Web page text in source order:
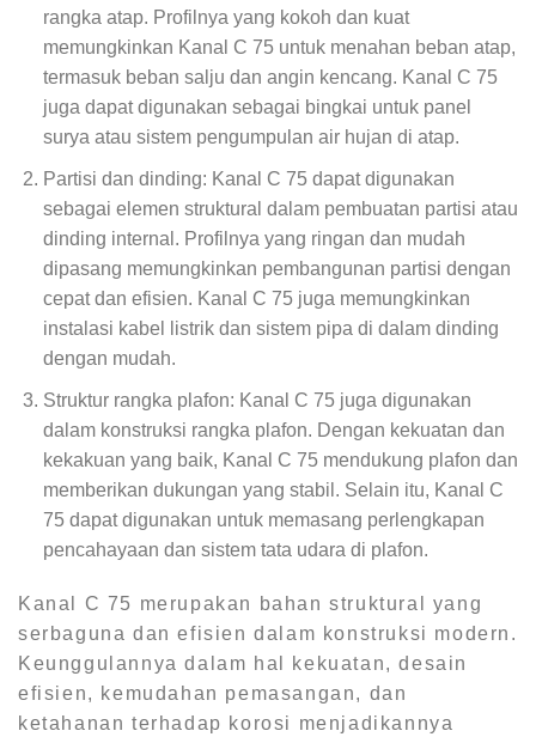
rangka atap. Profilnya yang kokoh dan kuat
memungkinkan Kanal C 75 untuk menahan beban atap,
termasuk beban salju dan angin kencang. Kanal C 75
juga dapat digunakan sebagai bingkai untuk panel
surya atau sistem pengumpulan air hujan di atap.
Partisi dan dinding: Kanal C 75 dapat digunakan
sebagai elemen struktural dalam pembuatan partisi atau
dinding internal. Profilnya yang ringan dan mudah
dipasang memungkinkan pembangunan partisi dengan
cepat dan efisien. Kanal C 75 juga memungkinkan
instalasi kabel listrik dan sistem pipa di dalam dinding
dengan mudah.
Struktur rangka plafon: Kanal C 75 juga digunakan
dalam konstruksi rangka plafon. Dengan kekuatan dan
kekakuan yang baik, Kanal C 75 mendukung plafon dan
memberikan dukungan yang stabil. Selain itu, Kanal C
75 dapat digunakan untuk memasang perlengkapan
pencahayaan dan sistem tata udara di plafon.
Kanal C 75 merupakan bahan struktural yang
serbaguna dan efisien dalam konstruksi modern.
Keunggulannya dalam hal kekuatan, desain
efisien, kemudahan pemasangan, dan
ketahanan terhadap korosi menjadikannya